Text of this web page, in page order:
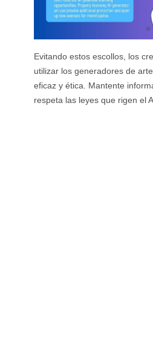
Evitando estos escollos, los
utilizar los generadores de
eficaz y ética. Mantente
respeta las leyes que rigen el